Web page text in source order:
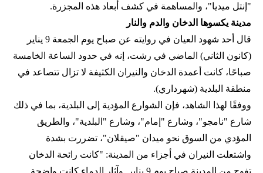
"إنتل ميديا"، والمساهمة في كشف أبعاد هذه المجزرة.
مدينة يكسوها الدخان والدم والنار
قال أحد شهود العيان في روايته عن صباح يوم الجمعة 9 يناير
(كانون الثاني) الماضي في رشت، إنه في حدود الساعة الخامسة
صباحًا، كانت أعمدة الدخان والنيران الكثيفة لا تزال تتصاعد في
منطقة البلدية (شهرداري).
ووفقًا لهذا الشاهد، فإن الشوارع المؤدية إلى البلدية، بما في ذلك
شارع "نامجو"، وشارع "إمام"، وشارع "البلدية"، والطريق
المؤدي من السوق نحو ميدان "صيقلان"، تضررت بشدة
واشتعلت النيران في أجزاء من المدينة: "كانت رائحة الدخان
تفوح من المدينة صباح يوم 9 يناير. وآثار الدماء كانت واضحة